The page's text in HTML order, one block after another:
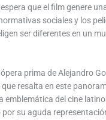
que el film genere
sociales y los
ser diferentes en un
prima de Alejandro
resalta en este
emblemática del cine
su aguda